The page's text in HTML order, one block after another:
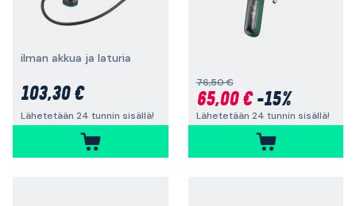
ilman akkua ja laturia
103,30 €
Lähetetään 24 tunnin sisällä!
76,50 €
65,00 €-15%
Lähetetään 24 tunnin sisällä!